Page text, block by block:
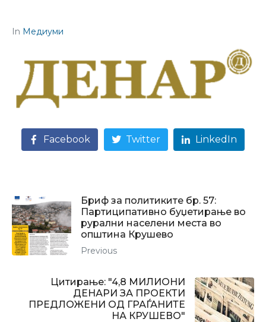
In Медиуми
Facebook Twitter LinkedIn
Бриф за политиките бр. 57:
Партиципативно буџетирање во
рурални населени места во
општина Крушево
Previous
Цитирање: "4,8 МИЛИОНИ
ДЕНАРИ ЗА ПРОЕКТИ
ПРЕДЛОЖЕНИ ОД ГРАЃАНИТЕ
НА КРУШЕВО"